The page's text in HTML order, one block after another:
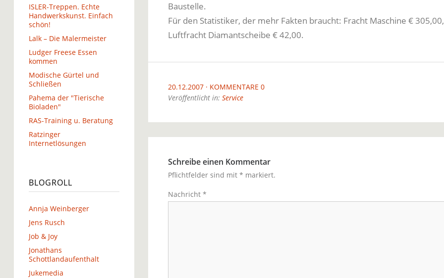
ISLER-Treppen. Echte
Handwerkskunst. Einfach
schön!
Lalk – Die Malermeister
Ludger Freese Essen
kommen
Modische Gürtel und
Schließen
Pahema der "Tierische
Bioladen"
RAS-Training u. Beratung
Ratzinger
Internetlösungen
BLOGROLL
Annja Weinberger
Jens Rusch
Job & Joy
Jonathans
Schottlandaufenthalt
Jukemedia
Baustelle.
Für den Statistiker, der mehr Fakten braucht: Fracht Maschine € 305,00,
Luftfracht Diamantscheibe € 42,00.
20.12.2007
KOMMENTARE 0
Veröffentlicht in: Service
Schreibe einen Kommentar
Pflichtfelder sind mit * markiert.
Nachricht *